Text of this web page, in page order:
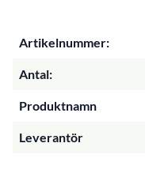
Artikelnummer:
Antal:
Produktnamn
Leverantör